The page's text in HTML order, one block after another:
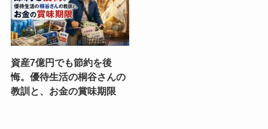
資産7億円でも節約を後
悔。優待生活の桐谷さんの
教訓と、お金の賞味期限